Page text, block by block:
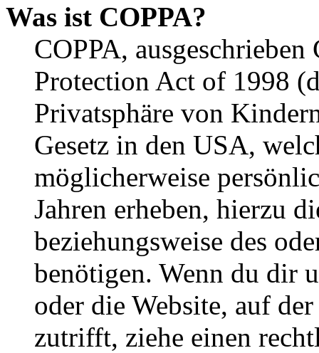
Was ist COPPA?
COPPA,
Protection Act of 1998
Privatsphäre von
Gesetz in den USA,
möglicherweise
Jahren erheben, hierzu
beziehungsweise des
benötigen. Wenn du dir
oder die Website, auf
zutrifft, ziehe einen